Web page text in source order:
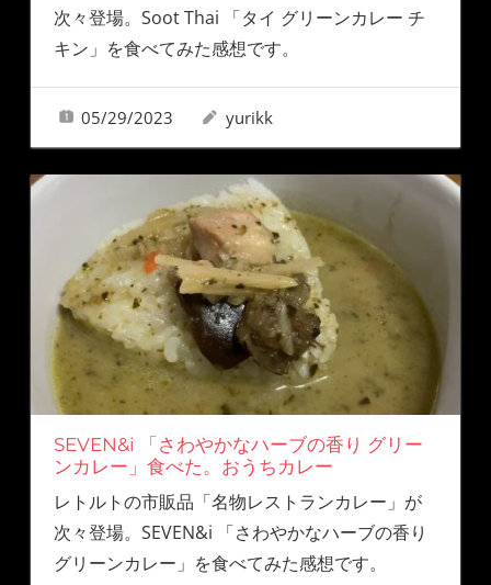
次々登場。Soot Thai 「タイ グリーンカレー チ
キン」を食べてみた感想です。
05/29/2023 yurikk
SEVEN&i 「さわやかなハーブの香り グリー
ンカレー」食べた。おうちカレー
レトルトの市販品「名物レストランカレー」が
次々登場。SEVEN&i 「さわやかなハーブの香り
グリーンカレー」を食べてみた感想です。